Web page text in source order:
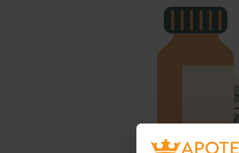
Lista: . Innehåller 1 objekt.